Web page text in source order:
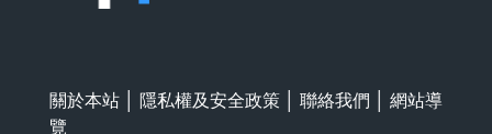
關於本站 隱私權及安全政策 聯絡我們
網站導
覽